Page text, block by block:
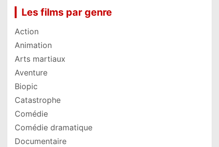
Les films par genre
Action
Animation
Arts martiaux
Aventure
Biopic
Catastrophe
Comédie
Comédie dramatique
Documentaire